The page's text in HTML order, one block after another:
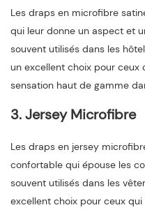
Les draps en microfibre
qui leur donne un aspect et
souvent utilisés dans les
un excellent choix pour
sensation haut de gamme
3. Jersey Microfibre
Les draps en jersey
confortable qui épouse les
souvent utilisés dans les
excellent choix pour ceux